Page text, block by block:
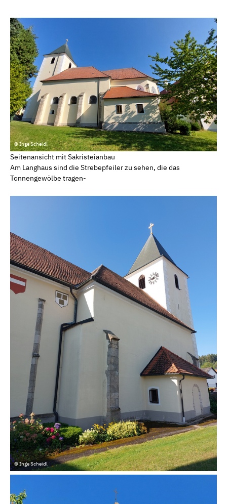
© Inge Scheidl
Seitenansicht mit Sakristeianbau
Am Langhaus sind die Strebepfeiler zu sehen, die das
Tonnengewölbe tragen-
© Inge Scheidl